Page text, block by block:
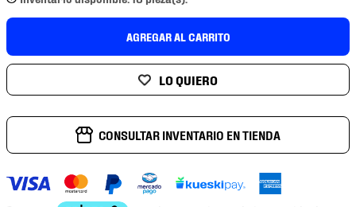
AGREGAR AL CARRITO
CONSULTAR INVENTARIO EN TIENDA
7.
mochilas
9.
tenis niño
10. tenis nike